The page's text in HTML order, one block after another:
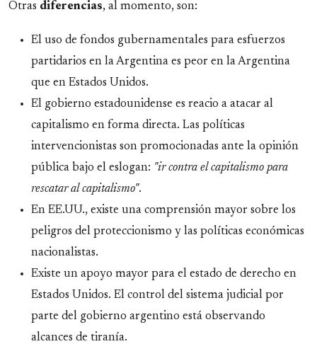
Otras diferencias, al momento, son:
El uso de fondos gubernamentales para esfuerzos
partidarios en la Argentina es peor en la Argentina
que en Estados Unidos.
El gobierno estadounidense es reacio a atacar al
capitalismo en forma directa. Las políticas
intervencionistas son promocionadas ante la opinión
pública bajo el eslogan: "ir contra el capitalismo para
rescatar al capitalismo".
En EE.UU., existe una comprensión mayor sobre los
peligros del proteccionismo y las políticas económicas
nacionalistas.
Existe un apoyo mayor para el estado de derecho en
Estados Unidos. El control del sistema judicial por
parte del gobierno argentino está observando
alcances de tiranía.